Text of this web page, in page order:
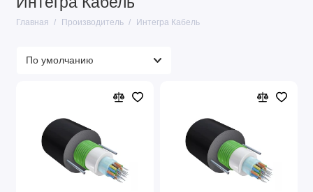
Главная Производитель Интегра Кабель